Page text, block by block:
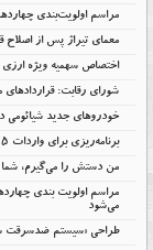
مراسم اولویت‌بندی
معمای تیراژ پس از اصلاح
اختصاص سهمیه ویژه ارزی
شورای رقابت: قراردادهای
خودروهای جدید شیائومی در
برنامه‌ریزی برای واردات ۷۵ هزار خودرو
من دستش را می‌گیرم، شما
مراسم اولویت بندی
می‌شود
طراحی «سیستم ضدسرقت